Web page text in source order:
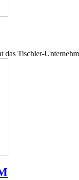
das Tischler-